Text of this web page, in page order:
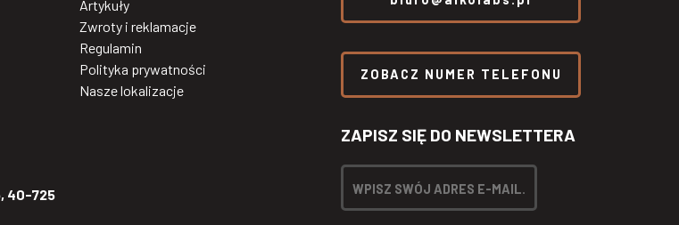
40-725
Artykuły
Zwroty i reklamacje
Regulamin
Polityka prywatności
Nasze lokalizacje
ZOBACZ NUMER TELEFONU
ZAPISZ SIĘ DO NEWSLETTERA